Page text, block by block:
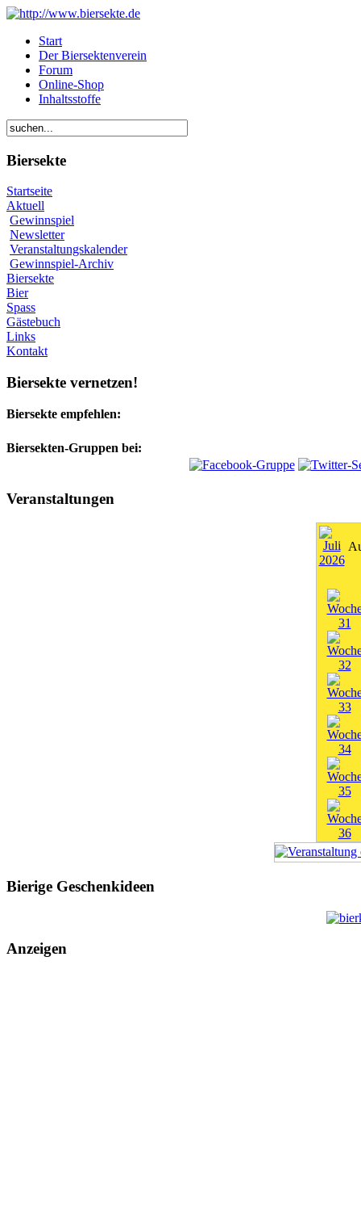
Start
Der Biersektenverein
Forum
Online-Shop
Inhaltsstoffe
Biersekte
Startseite
Aktuell
Gewinnspiel
Newsletter
Veranstaltungskalender
Gewinnspiel-Archiv
Biersekte
Bier
Spass
Gästebuch
Links
Kontakt
Biersekte vernetzen!
Biersekte empfehlen:
Biersekten-Gruppen bei:
Veranstaltungen
Bierige Geschenkideen
Anzeigen